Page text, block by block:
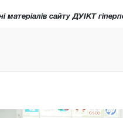
сайту ДУІКТ